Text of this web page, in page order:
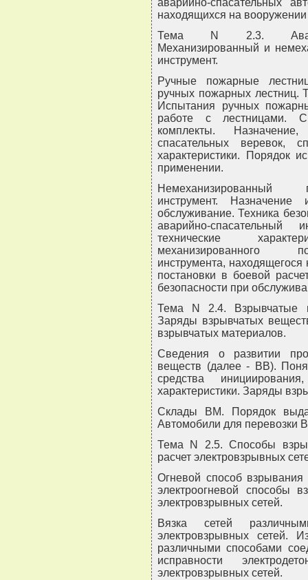
аварийно-спасательных
находящихся на
Тема N 2.3.
Механизированный и
инструмент.
Ручные пожарные
ручных пожарных лестниц.
Испытания ручных
работе с лестницами.
комплекты.
спасательных веревок,
характеристики. Порядок
применении.
Немеханизированный
инструмент. Назначение
обслуживание. Техника
аварийно-спасательный
технические
механизированного
инструмента,
постановки в боевой
безопасности при
Тема N 2.4. Взрывчатые
Заряды взрывчатых
взрывчатых материалов.
Сведения о развитии
веществ (далее - ВВ).
средства
характеристики. Заряды
Склады ВМ. Порядок
Автомобили для перевозки
Тема N 2.5. Способы
расчет электровзрывных
Огневой способ взрывания
электроогневой способы
электровзрывных сетей.
Вязка сетей
электровзрывных сетей.
различными способами
исправности
электровзрывных сетей.